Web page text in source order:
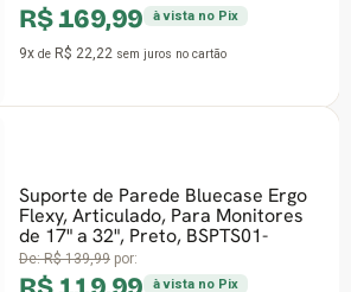
à vista no Pix
22,22sem juros no cartão
de Parede Bluecase Ergo
Articulado, Para Monitores
a 32", Preto, BSPTS01-
139,99por:
à vista no Pix